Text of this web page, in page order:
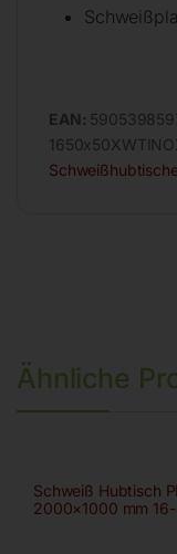
EAN:
Schweißhubtische
Ähnliche
Schweiß Hubtisch
2000×1000 mm 16-